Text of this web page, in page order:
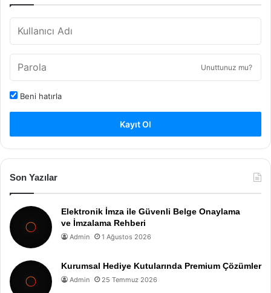
Unuttunuz mu?
Beni hatırla
Kayıt Ol
Son Yazılar
Elektronik İmza ile Güvenli Belge Onaylama
ve İmzalama Rehberi
Admin 1 Ağustos 2026
Kurumsal Hediye Kutularında Premium Çözümler
Admin 25 Temmuz 2026